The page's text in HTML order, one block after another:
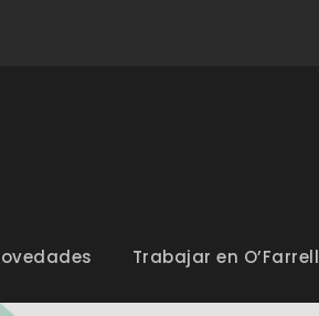
Trabajar en O’Farrell